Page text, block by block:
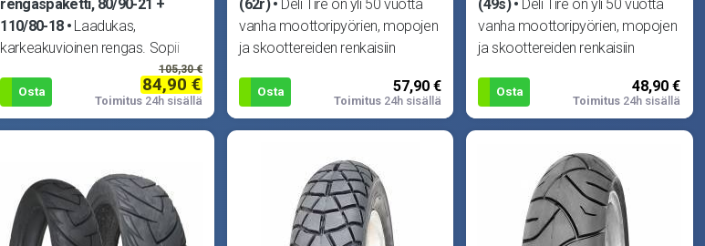
rengaspaketti, 80/90-21 +
110/80-18
Laadukas,
karkeakuvioinen rengas. Sopii
kaikkiin SuperMoto -mopoihin,
esim. Derbi Senda, Aprilia RX/SX,
Osta
105,30 €
84,90 €
Toimitus24h sisällä
(62r)
Deli Tire on yli 50 vuotta
vanha moottoripyörien, mopojen
ja skoottereiden renkaisiin
Osta 57,90 €
Toimitus 24h sisällä
(49s)
Deli Tire on yli 50 vuotta
vanha moottoripyörien, mopojen
ja skoottereiden renkaisiin
Osta 48,90 €
Toimitus 24h sisällä